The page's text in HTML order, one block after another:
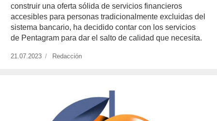
construir una oferta sólida de servicios financieros
accesibles para personas tradicionalmente excluidas del
sistema bancario, ha decidido contar con los servicios
de Pentagram para dar el salto de calidad que necesita.
Publicado
21.07.2023 https://www.experimenta.es/author/redaccion/
Redacción